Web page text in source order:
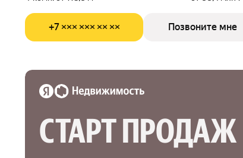
+7 ××× ××× ×× ×× Позвоните мне
СТАРТ ПРОДАЖ